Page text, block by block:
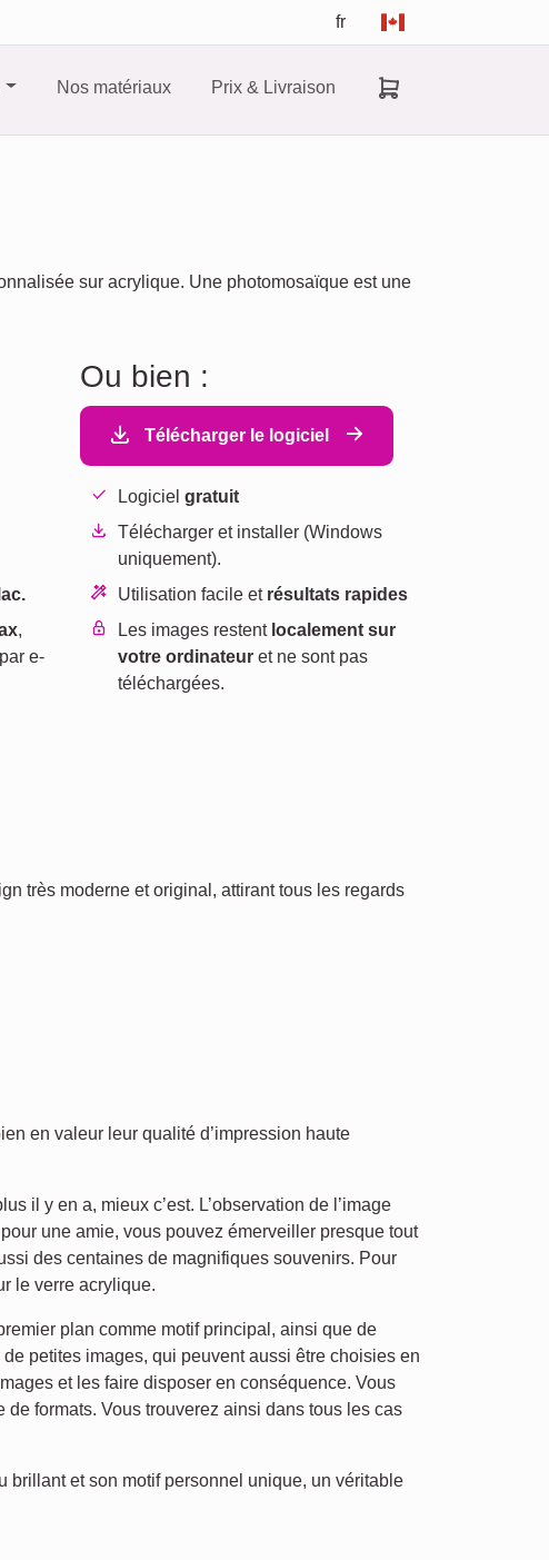
fr
Nos matériaux Prix & Livraison
sur acrylique. Une photomosaïque est une
,
e-
Ou bien :
Télécharger le logiciel
Logiciel gratuit
Télécharger et installer (Windows
uniquement).
Utilisation facile et résultats rapides
Les images restent localement sur
votre ordinateuret ne sont pas
téléchargées.
très moderne et original, attirant tous les regards
en valeur leur qualité d’impression haute
il y en a, mieux c’est. L’observation de l’image
une amie, vous pouvez émerveiller presque tout
des centaines de magnifiques souvenirs. Pour
le verre acrylique.
plan comme motif principal, ainsi que de
petites images, qui peuvent aussi être choisies en
et les faire disposer en conséquence. Vous
formats. Vous trouverez ainsi dans tous les cas
brillant et son motif personnel unique, un véritable